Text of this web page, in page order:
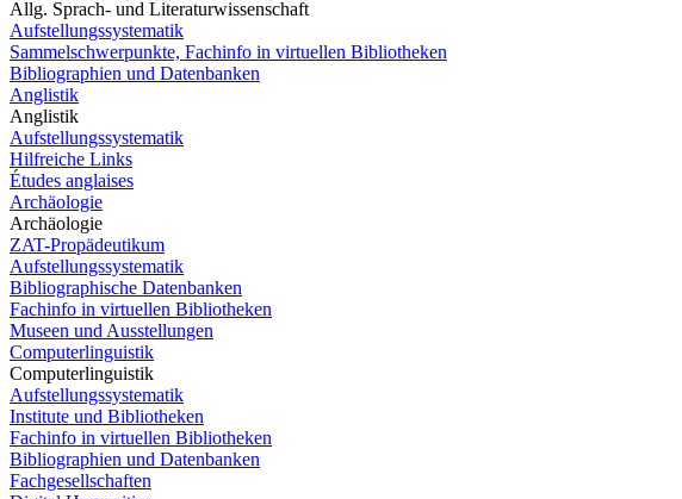
Allg. Sprach- und Literaturwissenschaft
Aufstellungssystematik
Sammelschwerpunkte, Fachinfo in virtuellen Bibliotheken
Bibliographien und Datenbanken
Anglistik
Anglistik
Aufstellungssystematik
Hilfreiche Links
Études anglaises
Archäologie
Archäologie
ZAT-Propädeutikum
Aufstellungssystematik
Bibliographische Datenbanken
Fachinfo in virtuellen Bibliotheken
Museen und Ausstellungen
Computerlinguistik
Computerlinguistik
Aufstellungssystematik
Institute und Bibliotheken
Fachinfo in virtuellen Bibliotheken
Bibliographien und Datenbanken
Fachgesellschaften